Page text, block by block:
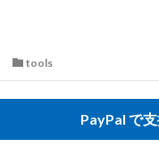
tools
PayPal で